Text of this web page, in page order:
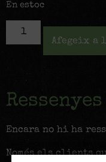
En estoc
Afegeix a
Ressenyes
Encara no hi ha
Només els clients